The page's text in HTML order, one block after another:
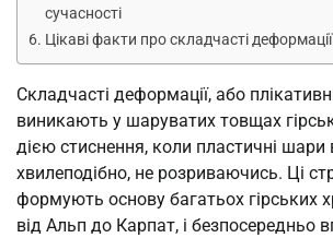
сучасності
Цікаві факти про складчасті деформації
Складчасті деформації, або
виникають у шаруватих товщах
дією стиснення, коли пластичні шари
хвилеподібно, не розриваючись. Ці
формують основу багатьох гірських
від Альп до Карпат, і безпосередньо